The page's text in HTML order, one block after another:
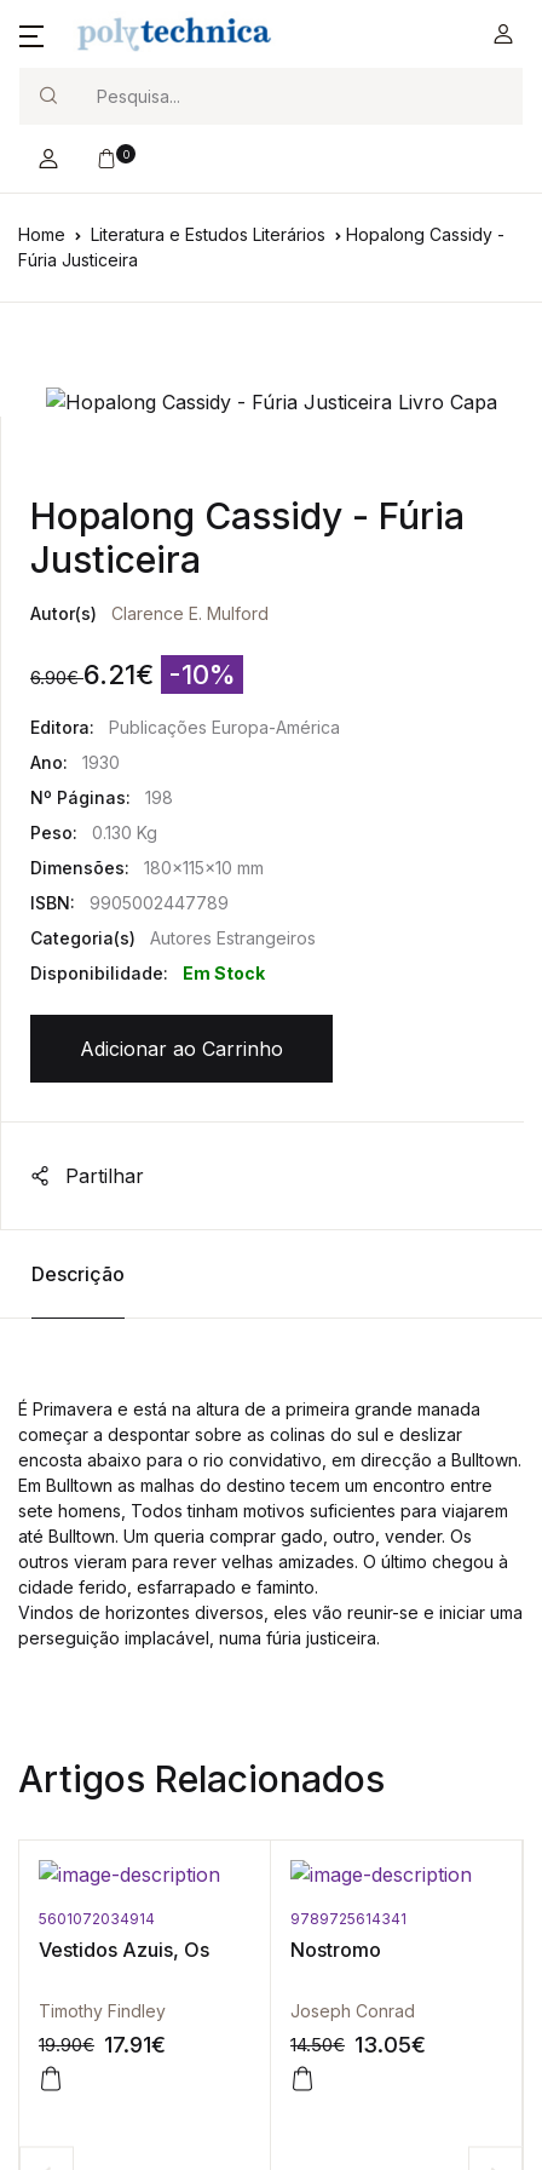
0
Home Literatura e Estudos Literários
Hopalong Cassidy -
Fúria Justiceira
Hopalong Cassidy - Fúria
Justiceira
Autor(s) Clarence E. Mulford
6.90€ 6.21€ -10%
Editora:
Publicações Europa-América
Ano:
1930
Nº Páginas:
198
Peso:
0.130 Kg
Dimensões:
180x115x10 mm
ISBN:
9905002447789
Categoria(s)
Autores Estrangeiros
Disponibilidade:
Em Stock
Adicionar ao Carrinho
Partilhar
Descrição
É Primavera e está na altura de a primeira grande manada
começar a despontar sobre as colinas do sul e deslizar
encosta abaixo para o rio convidativo, em direcção a Bulltown.
Em Bulltown as malhas do destino tecem um encontro entre
sete homens, Todos tinham motivos suficientes para viajarem
até Bulltown. Um queria comprar gado, outro, vender. Os
outros vieram para rever velhas amizades. O último chegou à
cidade ferido, esfarrapado e faminto.
Vindos de horizontes diversos, eles vão reunir-se e iniciar uma
perseguição implacável, numa fúria justiceira.
Artigos Relacionados
5601072034914
Vestidos Azuis, Os
Timothy Findley
19.90€ 17.91€
9789725614341
Nostromo
Joseph Conrad
14.50€ 13.05€